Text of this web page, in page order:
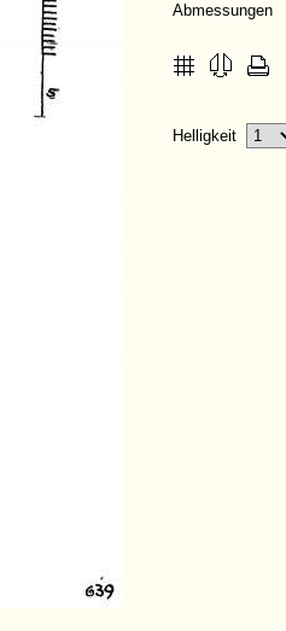
Abmessungen
Helligkeit